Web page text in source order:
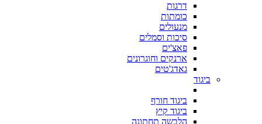
דרגות
כומתות
מנעולים
סיכות וסמלים
פאצ'ים
ארנקים וחוגרונים
גאדג'טים
ביגוד
ביגוד חורף
ביגוד קיץ
הלבשה תחתונה